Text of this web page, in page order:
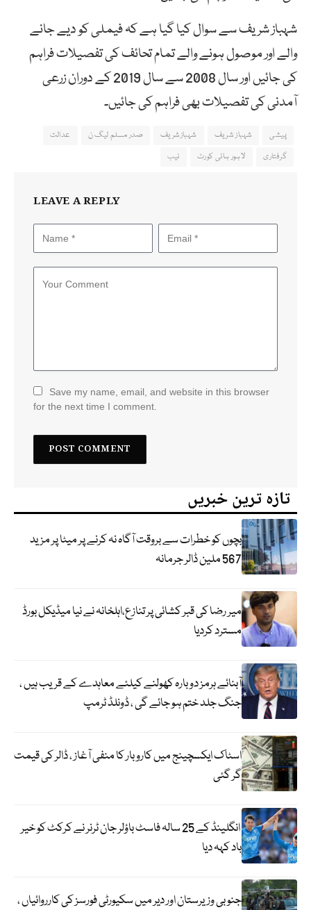
شہباز شریف سے سوال کیا گیا ہے کہ فیملی کو دیے جانے
والے اور موصول ہونے والے تمام تحائف کی تفصیلات فراہم
کی جائیں اور سال 2008 سے سال 2019 کے دوران زرعی
آمدنی کی تفصیلات بھی فراہم کی جائیں۔
پیشی شہباز شریف شہبازشریف صدر مسلم لیگ ن
عدالت
گرفتاری
لاہور ہائی کورٹ نیب
LEAVE A REPLY
Save my name, email, and website in this browser
for the next time I comment.
تازہ ترین خبریں
بچوں کو خطرات سے بروقت آگاہ نہ کرنے پر میٹا پر مزید
567 ملین ڈالر جرمانہ
میر رضا کی قبر کشائی پر تنازع،اہلخانہ نے نیا میڈیکل بورڈ
مسترد کردیا
آبنائے ہرمز دوبارہ کھولنے کیلئے معاہدے کے قریب ہیں ،
جنگ جلد ختم ہو جائے گی ، ڈونلڈ ٹرمپ
اسٹاک ایکسچینج میں کاروبار کا منفی آغاز ، ڈالر کی قیمت
گر گئی
انگلینڈ کے 25 سالہ فاسٹ باؤلر جان ٹرنر نے کرکٹ کو خیر
باد کہہ دیا
جنوبی وزیرستان اور دیر میں سکیورٹی فورسز کی کارروائیاں ،